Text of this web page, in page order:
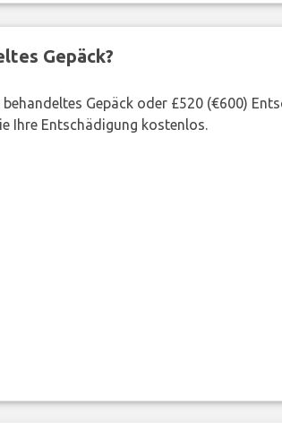
Gepäck?
Gepäck oder £520 (€600)
Ihre Entschädigung kostenlos.